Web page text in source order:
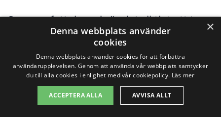
Sammanfattningsvis är det viktigt att ta
hänsyn till flera faktorer när du beräknar
kostnaden för solpaneler i Sundby.
Genom att göra din research och jämföra
erbjudanden kan du säkerställa att du
hittar ett prisvärt och effektivt
×
Denna webbplats använder
cookies
Denna webbplats använder cookies för att förbättra
användarupplevelsen. Genom att använda vår webbplats samtycker
du till alla cookies i enlighet med vår cookiepolicy. Läs mer
ACCEPTERA ALLA AVVISA ALLT